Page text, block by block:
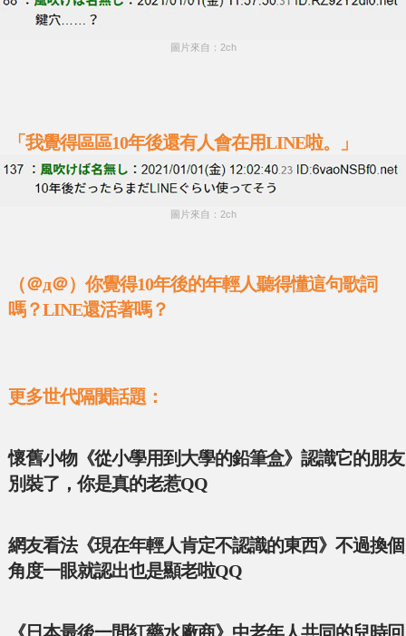
圖片來自：2ch
「我覺得區區10年後還有人會在用LINE啦。」
圖片來自：2ch
（＠д＠）你覺得10年後的年輕人聽得懂這句歌詞
嗎？LINE還活著嗎？
更多世代隔閡話題：
懷舊小物《從小學用到大學的鉛筆盒》認識它的朋友
別裝了，你是真的老惹QQ
網友看法《現在年輕人肯定不認識的東西》不過換個
角度一眼就認出也是顯老啦QQ